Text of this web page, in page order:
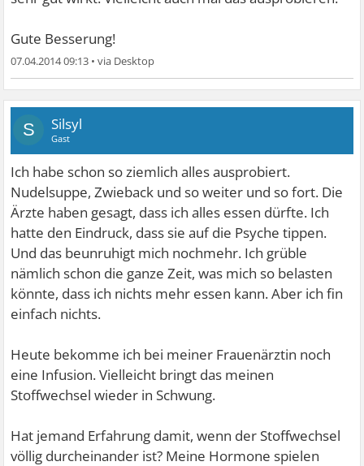
Gute Besserung!
07.04.2014 09:13 •
S Silsyl
Gast
Ich habe schon so ziemlich alles ausprobiert.
Nudelsuppe, Zwieback und so weiter und so fort. Die
Ärzte haben gesagt, dass ich alles essen dürfte. Ich
hatte den Eindruck, dass sie auf die Psyche tippen.
Und das beunruhigt mich nochmehr. Ich grüble
nämlich schon die ganze Zeit, was mich so belasten
könnte, dass ich nichts mehr essen kann. Aber ich fin
einfach nichts.
Heute bekomme ich bei meiner Frauenärztin noch
eine Infusion. Vielleicht bringt das meinen
Stoffwechsel wieder in Schwung.
Hat jemand Erfahrung damit, wenn der Stoffwechsel
völlig durcheinander ist? Meine Hormone spielen